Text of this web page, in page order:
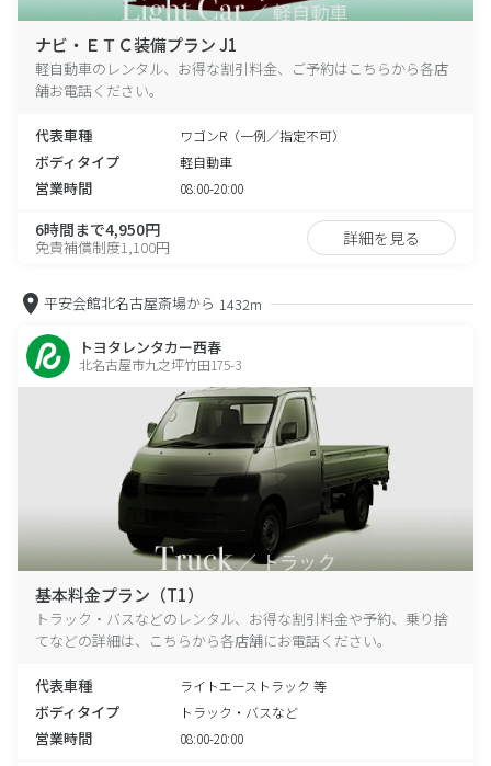
ナビ・ＥＴＣ装備プラン J1
軽自動車のレンタル、お得な割引料金、ご予約はこちらから各店
舗お電話ください。
代表車種 ワゴンR（一例／指定不可）
ボディタイプ 軽自動車
営業時間 08:00-20:00
6時間まで4,950円
免責補償制度1,100円 詳細を見る
平安会館北名古屋斎場から 1432m
トヨタレンタカー西春
北名古屋市九之坪竹田175-3
基本料金プラン（T1）
トラック・バスなどのレンタル、お得な割引料金や予約、乗り捨
てなどの詳細は、こちらから各店舗にお電話ください。
代表車種 ライトエーストラック 等
ボディタイプ トラック・バスなど
営業時間 08:00-20:00